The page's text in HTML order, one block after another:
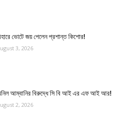
ভোটে জয় পেলেন প্রশান্ত কিশোর!
3, 2026
আম্বানির বিরুদ্ধে সি বি আই এর এফ আই আর!
2, 2026